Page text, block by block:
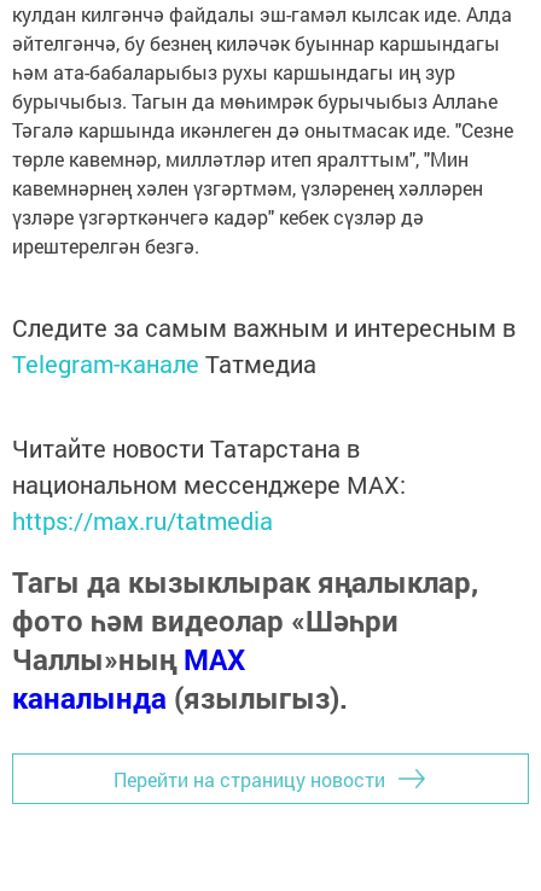
кулдан килгәнчә файдалы эш-гамәл кылсак иде. Алда
әйтелгәнчә, бу безнең киләчәк буыннар каршындагы
һәм ата-бабаларыбыз рухы каршындагы иң зур
бурычыбыз. Тагын да мөһимрәк бурычыбыз Аллаһе
Тәгалә каршында икәнлеген дә онытмасак иде. "Сезне
төрле кавемнәр, милләтләр итеп яралттым", "Мин
кавемнәрнең хәлен үзгәртмәм, үзләренең хәлләрен
үзләре үзгәрткәнчегә кадәр" кебек сүзләр дә
ирештерелгән безгә.
Следите за самым важным и интересным в
Telegram-канале Татмедиа
Читайте новости Татарстана в
национальном мессенджере MАХ:
https://max.ru/tatmedia
Тагы да кызыклырак яңалыклар,
фото һәм видеолар «Шәһри
Чаллы»ныңMAX
каналында (язылыгыз).
Перейти на страницу новости